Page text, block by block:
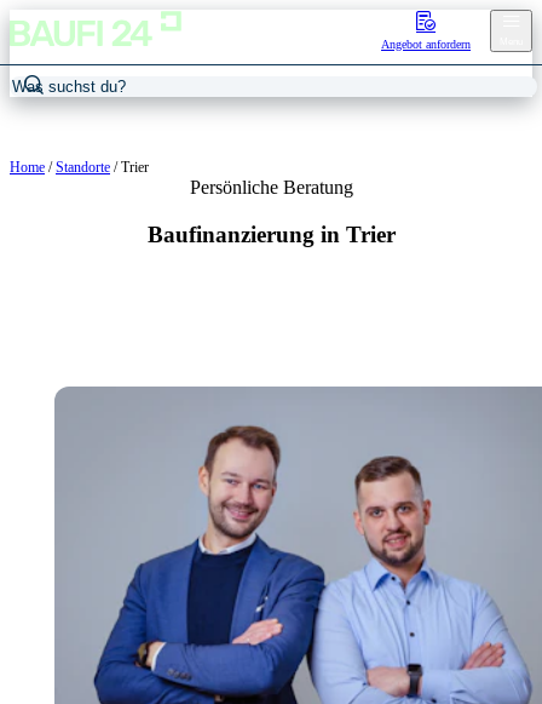
Angebot anfordern
Home /Standorte /Trier
Persönliche Beratung
Baufinanzierung in Trier